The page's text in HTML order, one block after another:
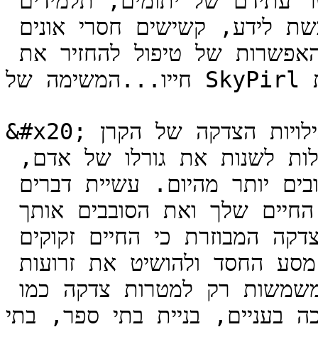
חייו...המשימה של SkyPirl היא לא רק להראות
&#x20;אהדה ולשתף, אלא גם לגרום לפעילויות הצדקה של הקרן
בעניים, בניית בתי ספר, בתי